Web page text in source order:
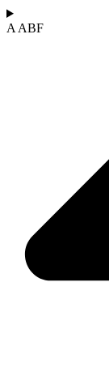
A ABF